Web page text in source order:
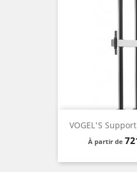
VOGEL'S
À partir de